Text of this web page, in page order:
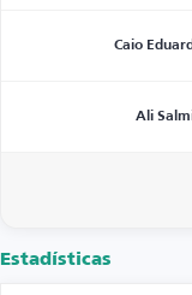
Caio
Ali
Estadísticas